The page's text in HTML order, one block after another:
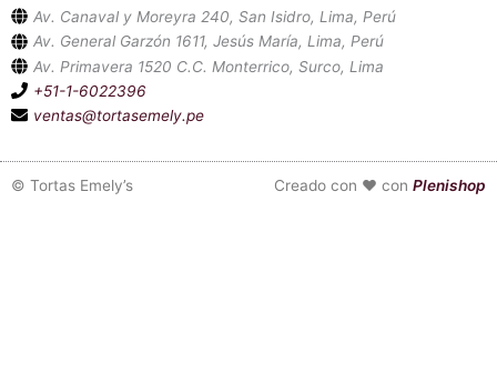
Av. Canaval y Moreyra 240, San Isidro, Lima, Perú
Av. General Garzón 1611, Jesús María, Lima, Perú
Av. Primavera 1520 C.C. Monterrico, Surco, Lima
+51-1-6022396
ventas@tortasemely.pe
© Tortas Emely’s Creado con ❤ con Plenishop